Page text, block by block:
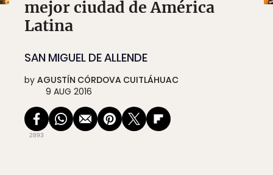
mejor ciudad de América
Latina
SAN MIGUEL DE ALLENDE
by AGUSTÍN CÓRDOVA CUITLÁHUAC
9 AUG 2016
2893